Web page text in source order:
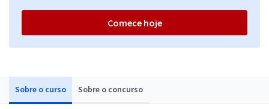
Sobre o curso Sobre o concurso
Comece hoje